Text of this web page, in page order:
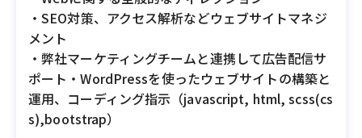
・SEO対策、アクセス解析などウェブサイトマネジ
メント
・弊社マーケティングチームと連携して広告配信サ
ポート・WordPressを使ったウェブサイトの構築と
運用、コーディング指示（javascript, html, scss(cs
s),bootstrap）